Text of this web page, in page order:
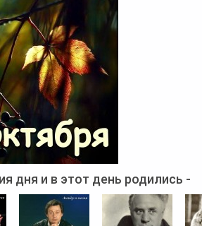
дня и в этот день родились -